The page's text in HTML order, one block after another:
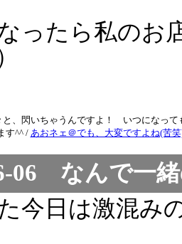
ったら私のお
と、閃いちゃうんですよ！ いつになっ
す^^ / あおネェ＠でも、大変ですよね(苦
06 なんで一
今日は激混み